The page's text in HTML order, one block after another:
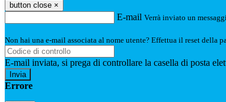
button close ×
E-mail Verrà inviato un
Non hai una e-mail associata al nome utente? Effettua il reset della
E-mail inviata, si prega di controllare la casella di posta
Errore